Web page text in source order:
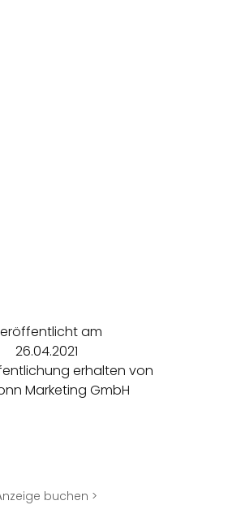
am
26.04.2021
erhalten von
Marketing GmbH
buchen >